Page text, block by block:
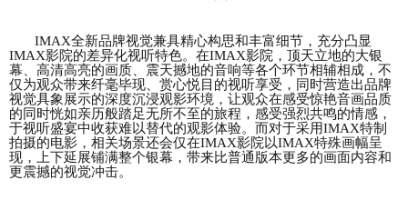
IMAX全新品牌视觉兼具精心构思和丰富细节，充分凸显
IMAX影院的差异化视听特色。在IMAX影院，顶天立地的大银
幕、高清高亮的画质、震天撼地的音响等各个环节相辅相成，不
仅为观众带来纤毫毕现、赏心悦目的视听享受，同时营造出品牌
视觉具象展示的深度沉浸观影环境，让观众在感受惊艳音画品质
的同时恍如亲历般踏足无所不至的旅程，感受强烈共鸣的情感，
于视听盛宴中收获难以替代的观影体验。而对于采用IMAX特制
拍摄的电影，相关场景还会仅在IMAX影院以IMAX特殊画幅呈
现，上下延展铺满整个银幕，带来比普通版本更多的画面内容和
更震撼的视觉冲击。